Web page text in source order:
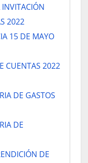
INVITACIÓN
2022
15 DE MAYO
CUENTAS 2022
DE GASTOS
DE
DE